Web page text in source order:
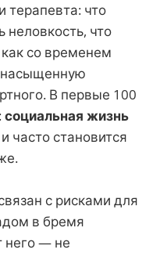
терапевта: что
неловкость, что
как со временем
В первые 100
социальная жизнь
часто становится
с рисками для
в бремя
него — не